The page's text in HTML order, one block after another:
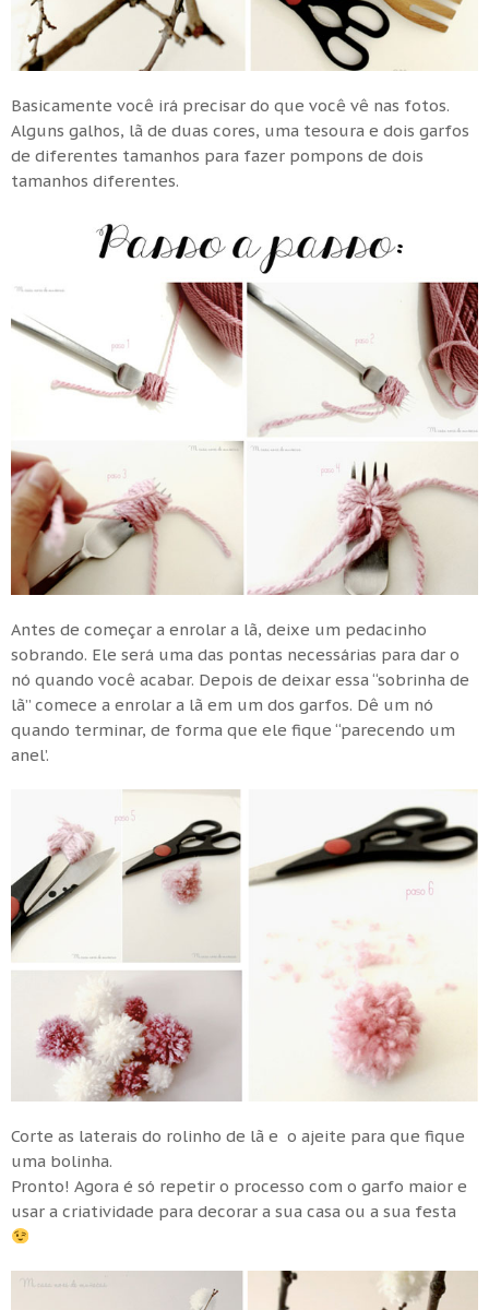
Basicamente você irá precisar do que você vê nas fotos.
Alguns galhos, lã de duas cores, uma tesoura e dois garfos
de diferentes tamanhos para fazer pompons de dois
tamanhos diferentes.
Antes de começar a enrolar a lã, deixe um pedacinho
sobrando. Ele será uma das pontas necessárias para dar o
nó quando você acabar. Depois de deixar essa “sobrinha de
lã” comece a enrolar a lã em um dos garfos. Dê um nó
quando terminar, de forma que ele fique “parecendo um
anel’.
Corte as laterais do rolinho de lã e o ajeite para que fique
uma bolinha.
Pronto! Agora é só repetir o processo com o garfo maior e
usar a criatividade para decorar a sua casa ou a sua festa